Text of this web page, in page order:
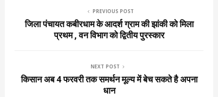
PREVIOUS POST
जिला पंचायत कबीरधाम के आदर्श ग्राम की झांकी को मिला
प्रथम , वन विभाग को द्वितीय पुरस्कार
NEXT POST
किसान अब 4 फरवरी तक समर्थन मूल्य में बेच सकते है अपना
धान